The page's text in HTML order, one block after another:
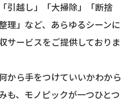
引越し」「大掃除」「断捨
理」など、あらゆるシーンに
サービスをご提供しておりま
から手をつけていいかわから
も、モノピックが一つひとつ